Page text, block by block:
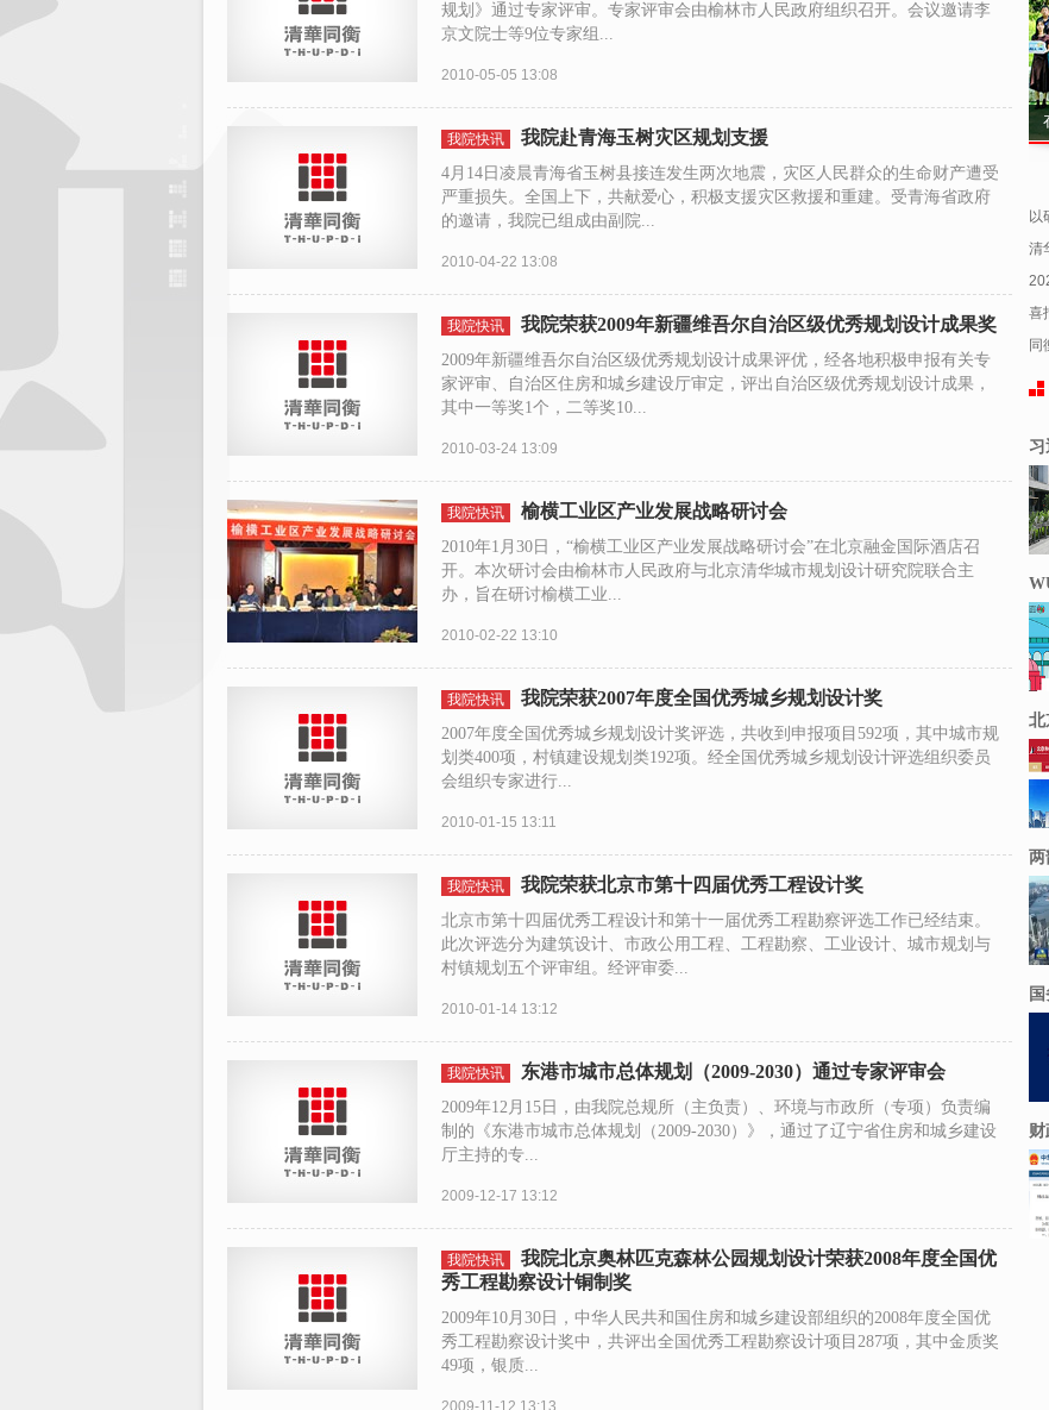
以
清
喜
同
北
规划》通过专家评审。专家评审会由榆林市人民政府组织召开。会议邀请李
京文院士等9位专家组...
2010-05-05 13:08
我院快讯 我院赴青海玉树灾区规划支援
4月14日凌晨青海省玉树县接连发生两次地震，灾区人民群众的生命财产遭受
严重损失。全国上下，共献爱心，积极支援灾区救援和重建。受青海省政府
的邀请，我院已组成由副院...
2010-04-22 13:08
我院快讯 我院荣获2009年新疆维吾尔自治区级优秀规划设计成果奖
2009年新疆维吾尔自治区级优秀规划设计成果评优，经各地积极申报有关专
家评审、自治区住房和城乡建设厅审定，评出自治区级优秀规划设计成果，
其中一等奖1个，二等奖10...
2010-03-24 13:09
我院快讯 榆横工业区产业发展战略研讨会
2010年1月30日，“榆横工业区产业发展战略研讨会”在北京融金国际酒店召
开。本次研讨会由榆林市人民政府与北京清华城市规划设计研究院联合主
办，旨在研讨榆横工业...
2010-02-22 13:10
我院快讯 我院荣获2007年度全国优秀城乡规划设计奖
2007年度全国优秀城乡规划设计奖评选，共收到申报项目592项，其中城市规
划类400项，村镇建设规划类192项。经全国优秀城乡规划设计评选组织委员
会组织专家进行...
2010-01-15 13:11
我院快讯 我院荣获北京市第十四届优秀工程设计奖
北京市第十四届优秀工程设计和第十一届优秀工程勘察评选工作已经结束。
此次评选分为建筑设计、市政公用工程、工程勘察、工业设计、城市规划与
村镇规划五个评审组。经评审委...
2010-01-14 13:12
我院快讯 东港市城市总体规划（2009-2030）通过专家评审会
2009年12月15日，由我院总规所（主负责）、环境与市政所（专项）负责编
制的《东港市城市总体规划（2009-2030）》，通过了辽宁省住房和城乡建设
厅主持的专...
2009-12-17 13:12
我院快讯
我院北京奥林匹克森林公园规划设计荣获2008年度全国优
秀工程勘察设计铜制奖
2009年10月30日，中华人民共和国住房和城乡建设部组织的2008年度全国优
秀工程勘察设计奖中，共评出全国优秀工程勘察设计项目287项，其中金质奖
49项，银质...
2009-11-12 13:13